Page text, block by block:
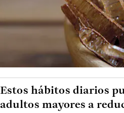
Estos hábitos diarios
adultos mayores a